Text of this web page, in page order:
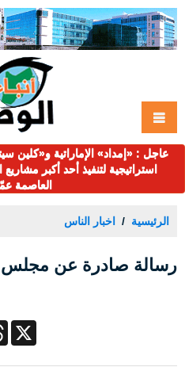
عاجل : «إمداد» الإماراتية و«كلين
استراتيجية لتنفيذ أحد أكبر
العاصمة
الرئيسية اخبار الناس
رسالة صادرة عن مجلس
X